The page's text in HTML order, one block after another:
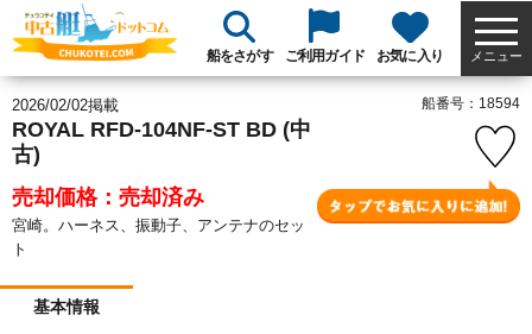
船をさがす ご利用ガイド お気に入り メニュー
2026/02/02掲載
ROYAL RFD-104NF-ST BD (中
古)
売却価格：売却済み
宮崎。ハーネス、振動子、アンテナのセッ
ト
船番号：18594
基本情報